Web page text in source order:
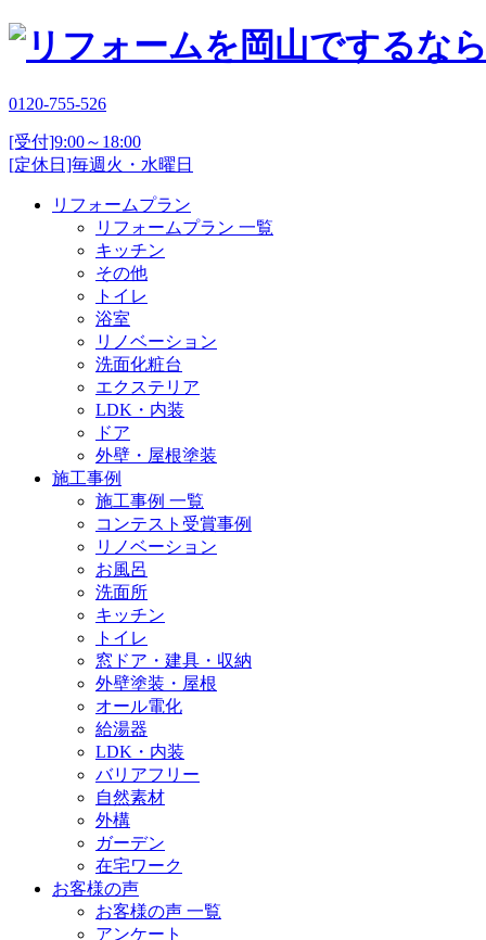
0120-755-526
[受付]9:00～18:00
[定休日]毎週火・水曜日
リフォームプラン
リフォームプラン 一覧
キッチン
その他
トイレ
浴室
リノベーション
洗面化粧台
エクステリア
LDK・内装
ドア
外壁・屋根塗装
施工事例
施工事例 一覧
コンテスト受賞事例
リノベーション
お風呂
洗面所
キッチン
トイレ
窓ドア・建具・収納
外壁塗装・屋根
オール電化
給湯器
LDK・内装
バリアフリー
自然素材
外構
ガーデン
在宅ワーク
お客様の声
お客様の声 一覧
アンケート